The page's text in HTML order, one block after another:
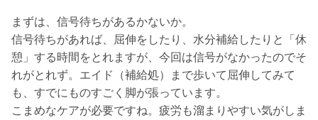
まずは、信号待ちがあるかないか。
信号待ちがあれば、屈伸をしたり、水分補給したりと「休
憩」する時間をとれますが、今回は信号がなかったのでそ
れがとれず。エイド（補給処）まで歩いて屈伸してみて
も、すでにものすごく脚が張っています。
こまめなケアが必要ですね。疲労も溜まりやすい気がしま